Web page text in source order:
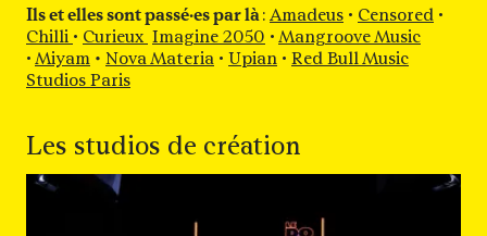
Ils et elles sont passé·es par là: Amadeus • Censored •
Chilli • Curieux Imagine 2050 • Mangroove Music
• Miyam • Nova Materia • Upian • Red Bull Music
Studios Paris
Les studios de création